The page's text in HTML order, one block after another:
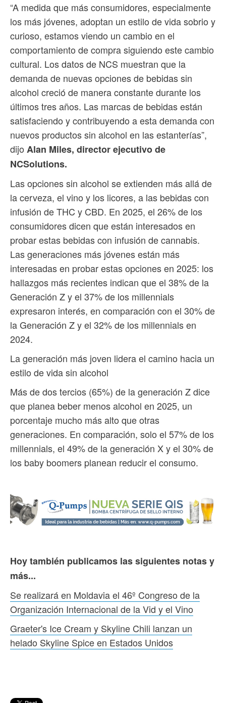
“A medida que más consumidores, especialmente
los más jóvenes, adoptan un estilo de vida sobrio y
curioso, estamos viendo un cambio en el
comportamiento de compra siguiendo este cambio
cultural. Los datos de NCS muestran que la
demanda de nuevas opciones de bebidas sin
alcohol creció de manera constante durante los
últimos tres años. Las marcas de bebidas están
satisfaciendo y contribuyendo a esta demanda con
nuevos productos sin alcohol en las estanterías”,
dijo Alan Miles, director ejecutivo de
NCSolutions.
Las opciones sin alcohol se extienden más allá de
la cerveza, el vino y los licores, a las bebidas con
infusión de THC y CBD. En 2025, el 26% de los
consumidores dicen que están interesados ​​en
probar estas bebidas con infusión de cannabis.
Las generaciones más jóvenes están más
interesadas en probar estas opciones en 2025: los
hallazgos más recientes indican que el 38% de la
Generación Z y el 37% de los millennials
expresaron interés, en comparación con el 30% de
la Generación Z y el 32% de los millennials en
2024.
La generación más joven lidera el camino hacia un
estilo de vida sin alcohol
Más de dos tercios (65%) de la generación Z dice
que planea beber menos alcohol en 2025, un
porcentaje mucho más alto que otras
generaciones. En comparación, solo el 57% de los
millennials, el 49% de la generación X y el 30% de
los baby boomers planean reducir el consumo.
Hoy también publicamos las siguientes notas y
más...
Se realizará en Moldavia el 46º Congreso de la
Organización Internacional de la Vid y el Vino
Graeter's Ice Cream y Skyline Chili lanzan un
helado Skyline Spice en Estados Unidos